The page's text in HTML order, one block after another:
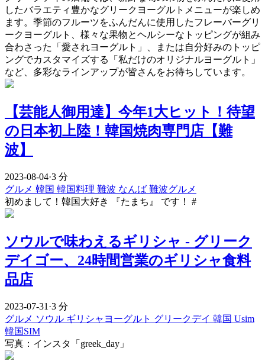
したバラエティ豊かなグリークヨーグルトメニューが楽しめ
ます。季節のフルーツをふんだんに使用したフレーバーグリ
ークヨーグルト、様々な果物とヘルシーなトッピングが組み
合わさった「愛されヨーグルト」、または自分好みのトッピ
ングでカスタマイズする「私だけのオリジナルヨーグルト」
など、多彩なラインアップが皆さんをお待ちしています。
【芸能人御用達】今年1大ヒット！待望
の日本初上陸！韓国焼肉専門店【難
波】
2023-08-04·3 分
グルメ 韓国 韓国料理 難波 なんば 難波グルメ
初めまして！韓国大好き 『たまち』 です！ #
ソウルで味わえるギリシャ - グリーク
デイゴー、24時間営業のギリシャ食料
品店
2023-07-31 ·3 分
グルメ ソウル ギリシャヨーグルト グリークデイ 韓国 Usim
韓国SIM
写真：インスタ「greek_day」